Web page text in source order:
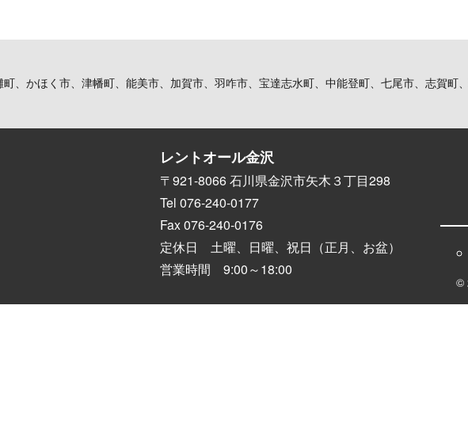
、かほく市、津幡町、能美市、加賀市、羽咋市、宝達志水町、中能登町、七尾市、志賀
レントオール金沢
〒921-8066 石川県金沢市矢木３丁目298
Tel 076-240-0177
Fax 076-240-0176
定休日 土曜、日曜、祝日（正月、お盆）
営業時間 9:00～18:00
©